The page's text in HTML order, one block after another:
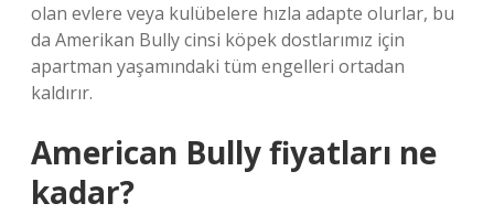
olan evlere veya kulübelere hızla adapte olurlar, bu
da Amerikan Bully cinsi köpek dostlarımız için
apartman yaşamındaki tüm engelleri ortadan
kaldırır.
American Bully fiyatları ne
kadar?